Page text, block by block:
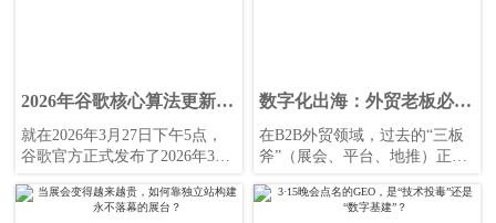
2026年谷歌核心算法更新：
如何分辨常规波动与垃圾惩
罚？
就在2026年3月27日下午5点，
谷歌官方正式发布了2026年3月
Core Update）。这是今年谷歌
数字化出海：外贸老板必知
的谷歌八大“抢单”神器
在B2B外贸领域，过去的“三板
斧”（展会、平台、地推）正在
买家，尤其是新生代的采购决